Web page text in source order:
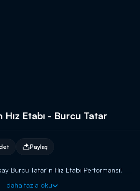
Etabı - Burcu Tatar
Paylaş
Burcu Tatar'ın Hız Etabı Performansı!
daha fazla oku